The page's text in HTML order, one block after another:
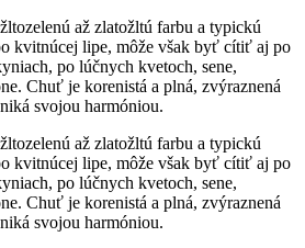
až zlatožltú farbu a typickú
kvitnúcej lipe, môže však byť cítiť aj po
po lúčnych kvetoch, sene,
Chuť je korenistá a plná, zvýraznená
svojou harmóniou.
až zlatožltú farbu a typickú
kvitnúcej lipe, môže však byť cítiť aj po
po lúčnych kvetoch, sene,
Chuť je korenistá a plná, zvýraznená
svojou harmóniou.